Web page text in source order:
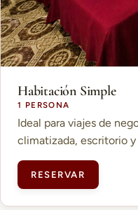
Habitación Simple
1 PERSONA
Ideal para viajes de
climatizada, escritorio y
RESERVAR